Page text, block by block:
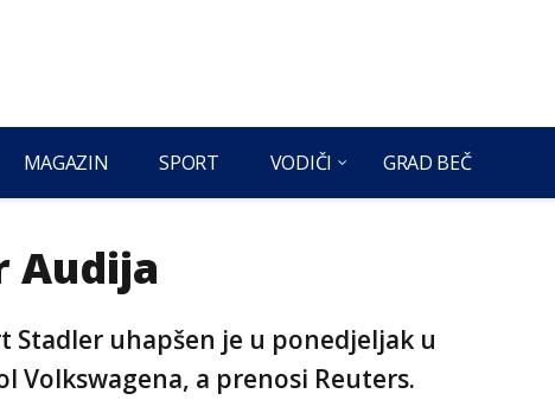
MAGAZIN SPORT VODIČI GRAD BEČ
Audija
uhapšen je u ponedjeljak u
a prenosi Reuters.